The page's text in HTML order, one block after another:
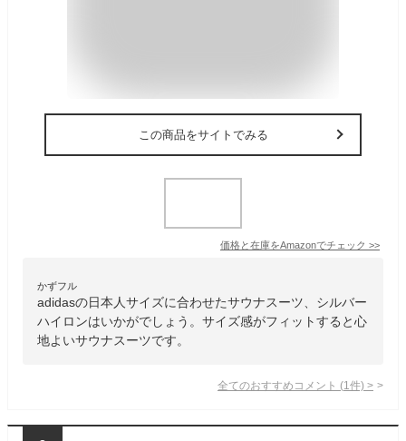
この商品をサイトでみる
価格と在庫をAmazonでチェック >>
かずフル
adidasの日本人サイズに合わせたサウナスーツ、シルバー
ハイロンはいかがでしょう。サイズ感がフィットすると心
地よいサウナスーツです。
全てのおすすめコメント (1 件) >